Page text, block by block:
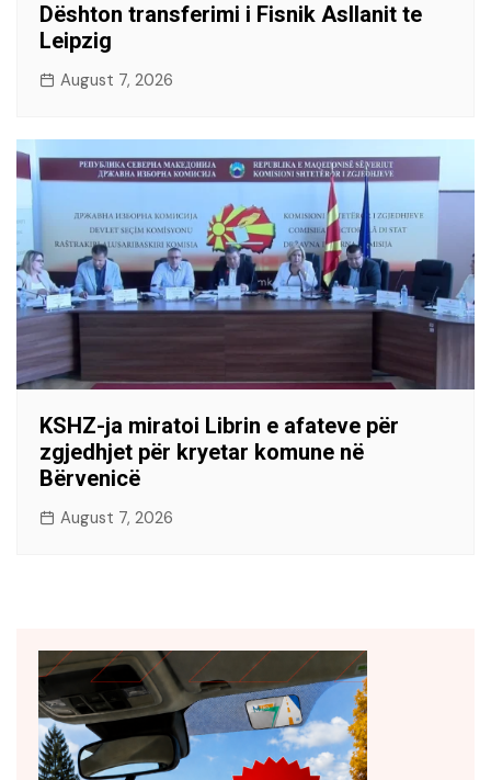
Dështon transferimi i Fisnik Asllanit te
Leipzig
August 7, 2026
KSHZ-ja miratoi Librin e afateve për
zgjedhjet për kryetar komune në
Bërvenicë
August 7, 2026